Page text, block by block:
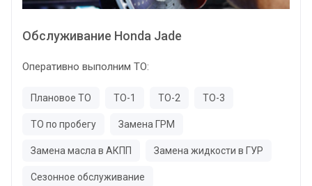
Обслуживание Honda Jade
Оперативно выполним ТО:
Плановое ТО ТО-1 ТО-2 ТО-3
ТО по пробегу Замена ГРМ
Замена масла в АКПП Замена жидкости в ГУР
Сезонное обслуживание